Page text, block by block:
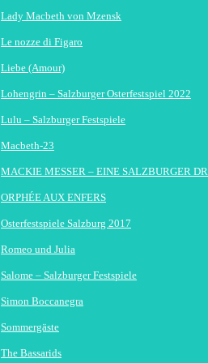
Lady Macbeth von Mzensk
Le nozze di Figaro
Liebe (Amour)
Lohengrin – Salzburger Osterfestspiel 2022
Lulu – Salzburger Festspiele
Macbeth-23
MACKIE MESSER – EINE SALZBURGER
ORPHÉE AUX ENFERS
Osterfestspiele Salzburg 2017
Romeo und Julia
Salome – Salzburger Festspiele
Simon Boccanegra
Sommergäste
The Bassarids